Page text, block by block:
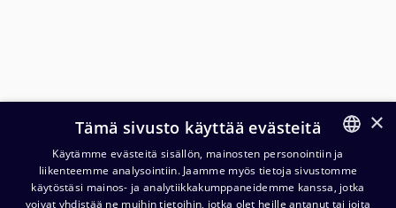
FINNISH
ENGLISH
×
Tämä sivusto käyttää evästeitä
Käytämme evästeitä sisällön, mainosten personointiin ja
liikenteemme analysointiin. Jaamme myös tietoja sivustomme
käytöstäsi mainos- ja analytiikkakumppaneidemme kanssa, jotka
voivat yhdistää ne muihin tietoihin, jotka olet heille antanut tai joita